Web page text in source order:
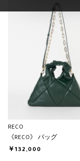
RECO
《RECO》 バッグ
￥132,000